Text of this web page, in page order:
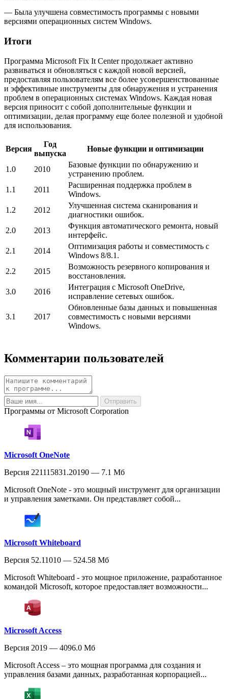
— Была улучшена совместимость программы с новыми
версиями операционных систем Windows.
Итоги
Программа Microsoft Fix It Center продолжает активно
развиваться и обновляться с каждой новой версией,
предоставляя пользователям все более усовершенствованные
и эффективные инструменты для обнаружения и устранения
проблем в операционных системах Windows. Каждая новая
версия приносит с собой дополнительные функции и
оптимизации, делая программу еще более полезной и удобной
для использования.
Версия
Год
выпуска
Новые функции и оптимизации
1.0 2010
Базовые функции по обнаружению и
устранению проблем.
1.1
2011
Расширенная поддержка проблем в
Windows.
1.2
2012
Улучшенная система сканирования и
диагностики ошибок.
2.0
2013
Функция автоматического ремонта, новый
интерфейс.
2.1
2014
Оптимизация работы и совместимость с
Windows 8/8.1.
2.2
2015
Возможность резервного копирования и
восстановления.
3.0
2016
Интеграция с Microsoft OneDrive,
исправление сетевых ошибок.
3.1 2017
Обновленные базы данных и повышенная
совместимость с новыми версиями
Windows.
Комментарии пользователей
Программы от Microsoft Corporation
Microsoft OneNote
Версия 221115831.20190 — 7.1 Мб
Microsoft OneNote - это мощный инструмент для организации
и управления заметками. Он представляет собой...
Microsoft Whiteboard
Версия 52.11010 — 524.58 Мб
Microsoft Whiteboard - это мощное приложение, разработанное
командой Microsoft, которое предоставляет возможности...
Microsoft Access
Версия 2019 — 4096.0 Мб
Microsoft Access – это мощная программа для создания и
управления базами данных, разработанная корпорацией...